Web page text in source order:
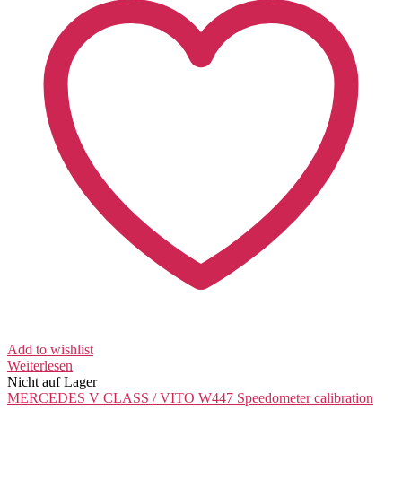
Add to wishlist
Weiterlesen
Nicht auf Lager
MERCEDES V CLASS / VITO W447 Speedometer calibration